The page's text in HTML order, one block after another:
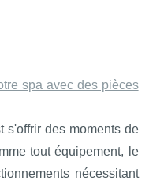
spa avec des pièces
s'offrir des moments de
tout équipement, le
nécessitant